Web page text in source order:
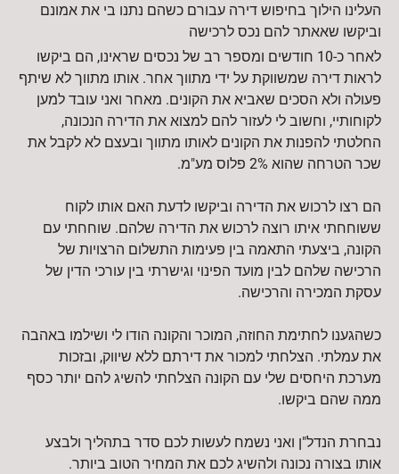
העלינו הילוך בחיפוש דירה עבורם כשהם נתנו בי את אמונם
וביקשו שאאתר להם נכס לרכישה
לאחר כ-10 חודשים ומספר רב של נכסים שראינו, הם ביקשו
לראות דירה שמשווקת על ידי מתווך אחר. אותו מתווך לא שיתף
פעולה ולא הסכים שאביא את הקונים. מאחר ואני עובד למען
לקוחותיי, וחשוב לי לעזור להם למצוא את הדירה הנכונה,
החלטתי להפנות את הקונים לאותו מתווך ובעצם לא לקבל את
שכר הטרחה שהוא 2% פלוס מע"מ.
הם רצו לרכוש את הדירה וביקשו לדעת האם אותו לקוח
ששוחחתי איתו רוצה לרכוש את הדירה שלהם. שוחחתי עם
הקונה, ביצעתי התאמה בין פעימות התשלום הרצויות של
הרכישה שלהם לבין מועד הפינוי וגישרתי בין עורכי הדין של
עסקת המכירה והרכישה.
כשהגענו לחתימת החוזה, המוכר והקונה הודו לי ושילמו באהבה
את עמלתי. הצלחתי למכור את דירתם ללא שיווק, ובזכות
מערכת היחסים שלי עם הקונה הצלחתי להשיג להם יותר כסף
ממה שהם ביקשו.
נבחרת הנדל"ן ואני נשמח לעשות לכם סדר בתהליך ולבצע
אותו בצורה נכונה ולהשיג לכם את המחיר הטוב ביותר.